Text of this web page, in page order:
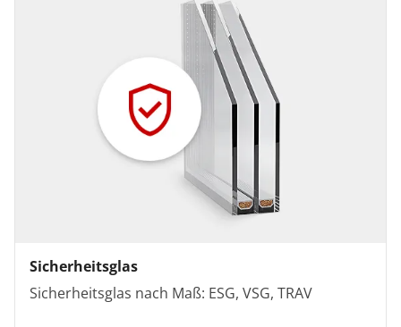
Sicherheitsglas
Sicherheitsglas nach Maß: ESG, VSG, TRAV